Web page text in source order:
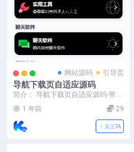
网站源码 引导页
导航下载页自适应源码
简介： 导航下载页自适应源码-带后
台-附带搭建教程一款挺不错的自适
应的下载页导航...
1 年前 29
关注TA